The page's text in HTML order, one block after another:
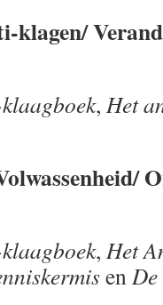
klagen/
, Het
, Het
enDe